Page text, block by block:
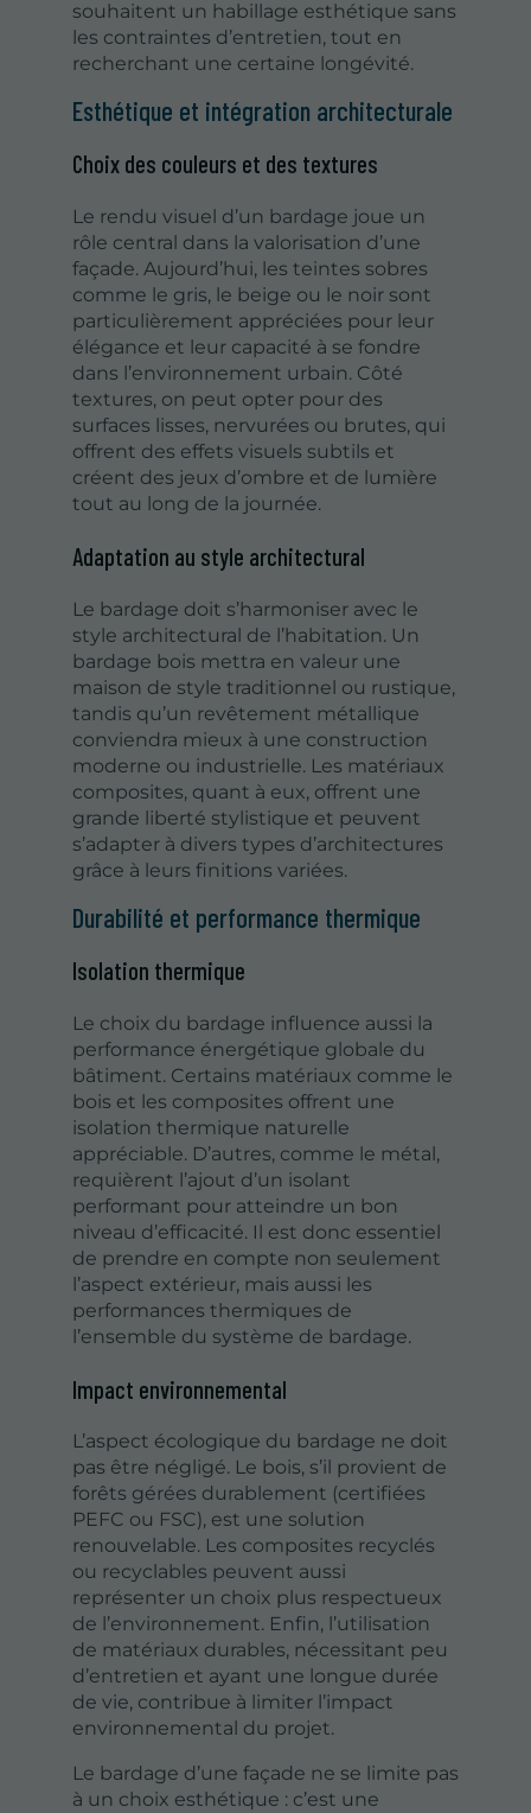
souhaitent un habillage esthétique sans
les contraintes d’entretien, tout en
recherchant une certaine longévité.
Esthétique et intégration architecturale
Choix des couleurs et des textures
Le rendu visuel d’un bardage joue un
rôle central dans la valorisation d’une
façade. Aujourd’hui, les teintes sobres
comme le gris, le beige ou le noir sont
particulièrement appréciées pour leur
élégance et leur capacité à se fondre
dans l’environnement urbain. Côté
textures, on peut opter pour des
surfaces lisses, nervurées ou brutes, qui
offrent des effets visuels subtils et
créent des jeux d’ombre et de lumière
tout au long de la journée.
Adaptation au style architectural
Le bardage doit s’harmoniser avec le
style architectural de l’habitation. Un
bardage bois mettra en valeur une
maison de style traditionnel ou rustique,
tandis qu’un revêtement métallique
conviendra mieux à une construction
moderne ou industrielle. Les matériaux
composites, quant à eux, offrent une
grande liberté stylistique et peuvent
s’adapter à divers types d’architectures
grâce à leurs finitions variées.
Durabilité et performance thermique
Isolation thermique
Le choix du bardage influence aussi la
performance énergétique globale du
bâtiment. Certains matériaux comme le
bois et les composites offrent une
isolation thermique naturelle
appréciable. D’autres, comme le métal,
requièrent l’ajout d’un isolant
performant pour atteindre un bon
niveau d’efficacité. Il est donc essentiel
de prendre en compte non seulement
l’aspect extérieur, mais aussi les
performances thermiques de
l’ensemble du système de bardage.
Impact environnemental
L’aspect écologique du bardage ne doit
pas être négligé. Le bois, s’il provient de
forêts gérées durablement (certifiées
PEFC ou FSC), est une solution
renouvelable. Les composites recyclés
ou recyclables peuvent aussi
représenter un choix plus respectueux
de l’environnement. Enfin, l’utilisation
de matériaux durables, nécessitant peu
d’entretien et ayant une longue durée
de vie, contribue à limiter l’impact
environnemental du projet.
Le bardage d’une façade ne se limite pas
à un choix esthétique : c’est une